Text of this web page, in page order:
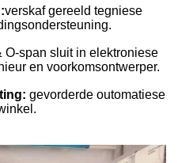
verskaf gereeld tegniese
O-span sluit in elektroniese
en voorkomsontwerper.
gevorderde outomatiese